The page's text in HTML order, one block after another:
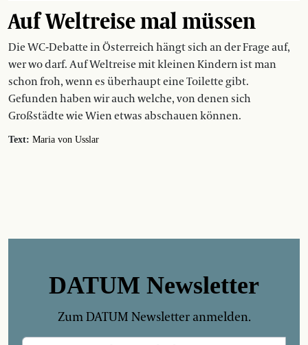
Auf Weltreise mal müssen
Die WC-Debatte in Österreich hängt sich an der Frage auf,
wer wo darf. Auf Weltreise mit kleinen Kindern ist man
schon froh, wenn es überhaupt eine Toilette gibt.
Gefunden haben wir auch welche, von denen sich
Großstädte wie Wien etwas abschauen können.
Text: Maria von Usslar
DATUM Newsletter
Zum DATUM Newsletter anmelden.